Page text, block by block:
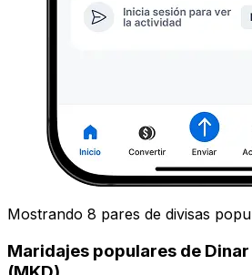
Mostrando 8 pares de divisas
Maridajes populares de